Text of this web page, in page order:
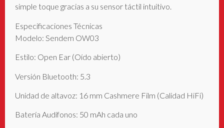
simple toque gracias a su sensor táctil intuitivo.
Especificaciones Técnicas
Modelo: Sendem OW03
Estilo: Open Ear (Oído abierto)
Versión Bluetooth: 5.3
Unidad de altavoz: 16 mm Cashmere Film (Calidad HiFi)
Batería Audífonos: 50 mAh cada uno